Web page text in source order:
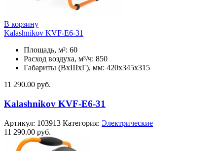
В корзину
Kalashnikov KVF-E6-31
Площадь, м²: 60
Расход воздуха, м³/ч: 850
Габариты (ВхШхГ), мм: 420x345x315
11 290.00 руб.
Kalashnikov KVF-E6-31
Артикул: 103913 Категория: Электрические
11 290.00 руб.